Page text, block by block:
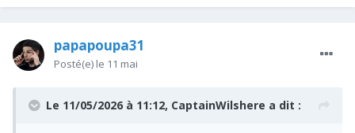
papapoupa31
Posté(e) le 11 mai
Le 11/05/2026 à 11:12, CaptainWilshere a dit :